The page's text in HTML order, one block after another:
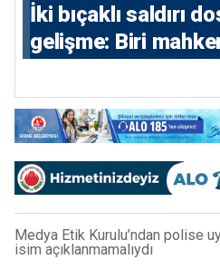
İki bıçaklı saldırı
gelişme: Biri
Medya Etik Kurulu’ndan polise
isim açıklanmamalıydı